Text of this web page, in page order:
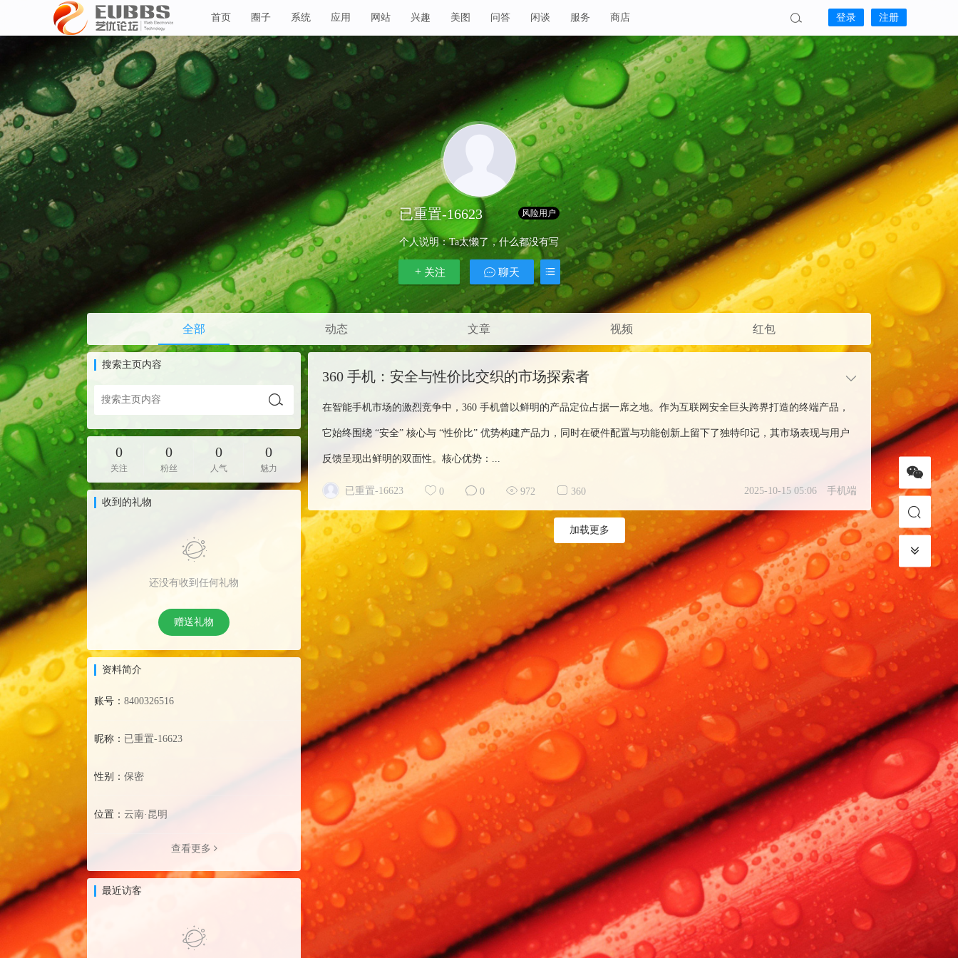
首页 圈子 系统 应用 网站 兴趣 美图 问答 闲谈 服务 商店 登录 注册
已重置-16623 Lv 1 风险用户
个人说明：Ta太懒了，什么都没有写
关注 聊天
全部 动态 文章 视频 红包
搜索主页内容
0
关注
0
粉丝
0
人气
0
魅力
收到的礼物
还没有收到任何礼物
赠送礼物
资料简介
账号： 8400326516
昵称： 已重置-16623
性别： 保密
位置： 云南·昆明
查看更多
最近访客
360 手机：安全与性价比交织的市场探索者
在智能手机市场的激烈竞争中，360 手机曾以鲜明的产品定位占据一席之地。作为互联网安全巨头跨界打造的终端产品，
它始终围绕 “安全” 核心与 “性价比” 优势构建产品力，同时在硬件配置与功能创新上留下了独特印记，其市场表现与用户
反馈呈现出鲜明的双面性。核心优势：...
已重置-16623 0 0 972 360 2025-10-15 05:06 手机端
加载更多